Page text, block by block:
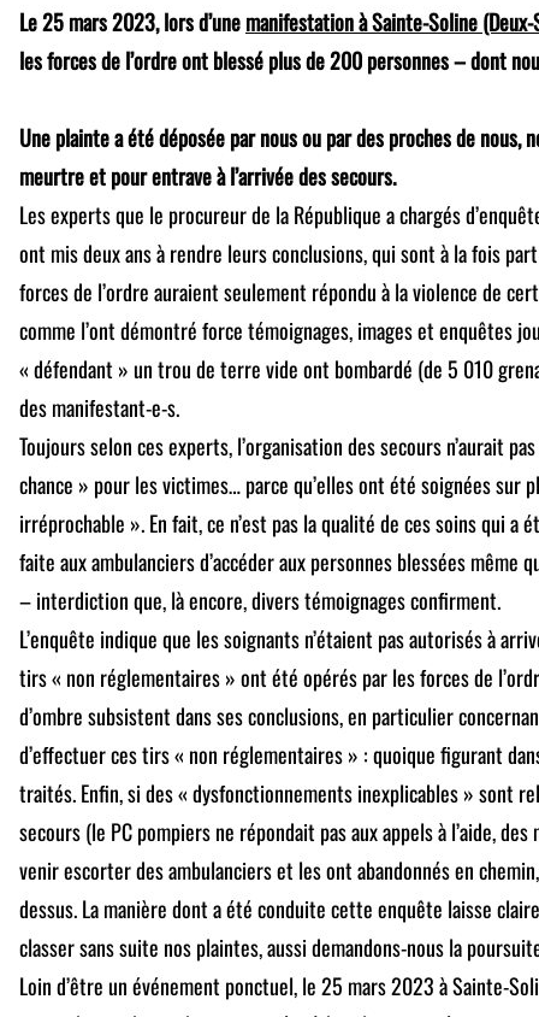
Le 25 mars 2023, lors d’unemanifestation à Sainte-Soline
les forces de l’ordre ont blessé plus de 200 personnes – dont
Une plainte a été déposée par nous ou par des proches de
meurtre et pour entrave à l’arrivée des secours.
Les experts que le procureur de la République a chargés
ont mis deux ans à rendre leurs conclusions, qui sont à la fois
forces de l’ordre auraient seulement répondu à la violence de
comme l’ont démontré force témoignages, images et enquêtes
« défendant » un trou de terre vide ont bombardé (de 5 010
des manifestant-e-s.
Toujours selon ces experts, l’organisation des secours n’aurait
chance » pour les victimes… parce qu’elles ont été soignées sur
irréprochable ». En fait, ce n’est pas la qualité de ces soins qui a
faite aux ambulanciers d’accéder aux personnes blessées même
– interdiction que, là encore, divers témoignages confirment.
L’enquête indique que les soignants n’étaient pas autorisés à
tirs « non réglementaires » ont été opérés par les forces de
d’ombre subsistent dans ses conclusions, en particulier
d’effectuer ces tirs « non réglementaires » : quoique figurant
traités. Enfin, si des « dysfonctionnements inexplicables » sont
secours (le PC pompiers ne répondait pas aux appels à l’aide,
venir escorter des ambulanciers et les ont abandonnés en
dessus. La manière dont a été conduite cette enquête laisse
classer sans suite nos plaintes, aussi demandons-nous la
Loin d’être un événement ponctuel, le 25 mars 2023 à Sainte-